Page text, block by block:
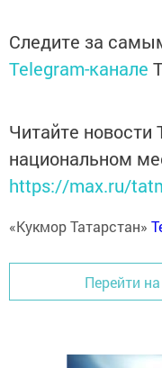
Следите за
Telegram-канале
Читайте новости
национальном
https://max.ru/
«Кукмор Татарстан»
Перейти